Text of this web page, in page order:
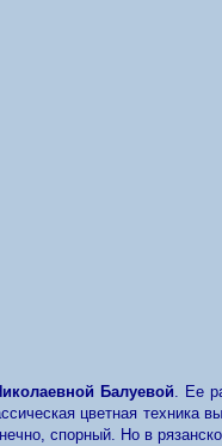
Балуевой. Ее
цветная техника
спорный. Но в